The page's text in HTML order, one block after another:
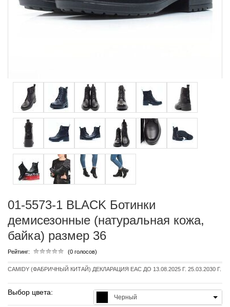
01-5573-1 BLACK Ботинки
демисезонные (натуральная кожа,
байка) размер 36
Рейтинг: (0 голосов)
CAMIDY (ФАБРИЧНЫЙ КИТАЙ) ДЕКЛАРАЦИЯ EAC ДО 13.08.2025 Г. 25.03.2030 Г.
Выбор цвета:
Черный